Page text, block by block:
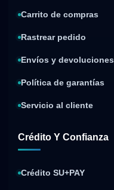
Carrito de compras
Rastrear pedido
Envíos y devoluciones
Política de garantías
Servicio al cliente
Crédito Y Confianza
Crédito SU+PAY